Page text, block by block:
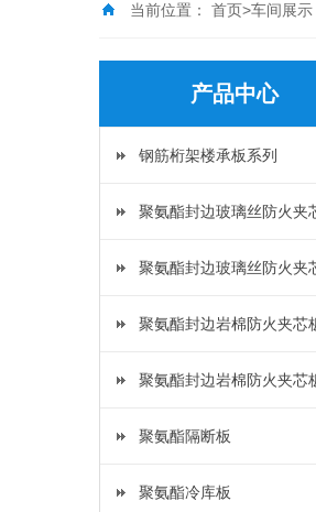
当前位置： 首页>车间展示
产品中心
钢筋桁架楼承板系列
聚氨酯封边玻璃丝防火夹
面板
聚氨酯封边玻璃丝防火夹
面板
聚氨酯封边岩棉防火夹芯
板
聚氨酯封边岩棉防火夹芯
板
聚氨酯隔断板
聚氨酯冷库板